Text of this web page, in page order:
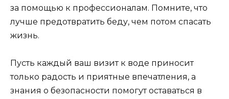
за помощью к профессионалам. Помните, что
лучше предотвратить беду, чем потом спасать
жизнь.
Пусть каждый ваш визит к воде приносит
только радость и приятные впечатления, а
знания о безопасности помогут оставаться в